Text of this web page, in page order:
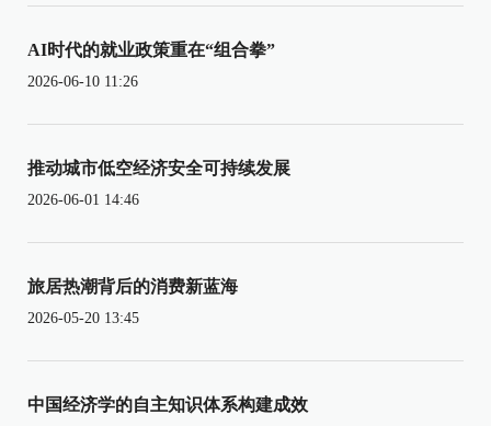
AI时代的就业政策重在“组合拳”
2026-06-10 11:26
推动城市低空经济安全可持续发展
2026-06-01 14:46
旅居热潮背后的消费新蓝海
2026-05-20 13:45
中国经济学的自主知识体系构建成效